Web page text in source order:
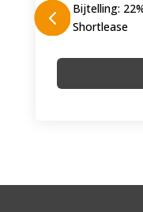
Bijtelling:
Shortlease